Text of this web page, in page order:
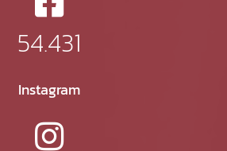
54.431
Instagram